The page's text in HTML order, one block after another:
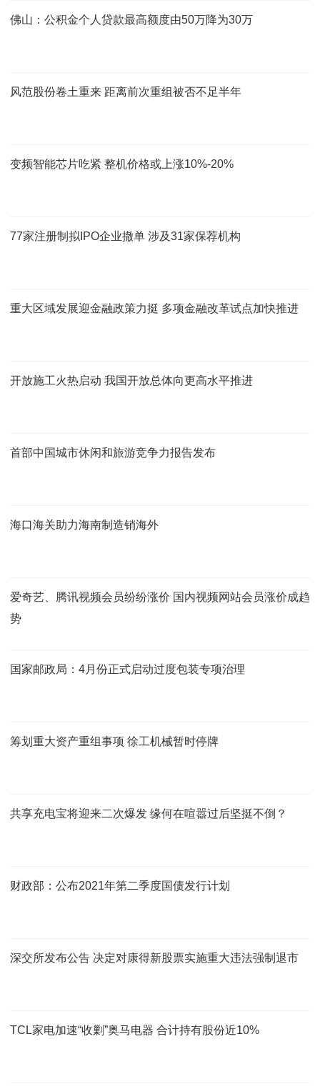
佛山：公积金个人贷款最高额度由50万降为30万
风范股份卷土重来 距离前次重组被否不足半年
变频智能芯片吃紧 整机价格或上涨10%-20%
77家注册制拟IPO企业撤单 涉及31家保荐机构
重大区域发展迎金融政策力挺 多项金融改革试点加快推进
开放施工火热启动 我国开放总体向更高水平推进
首部中国城市休闲和旅游竞争力报告发布
海口海关助力海南制造销海外
爱奇艺、腾讯视频会员纷纷涨价 国内视频网站会员涨价成趋
势
国家邮政局：4月份正式启动过度包装专项治理
筹划重大资产重组事项 徐工机械暂时停牌
共享充电宝将迎来二次爆发 缘何在喧嚣过后坚挺不倒？
财政部：公布2021年第二季度国债发行计划
深交所发布公告 决定对康得新股票实施重大违法强制退市
TCL家电加速“收剿”奥马电器 合计持有股份近10%